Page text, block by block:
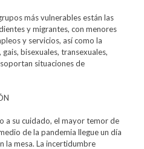
más vulnerables están las
y migrantes, con menores
y servicios, así como la
bisexuales, transexuales,
situaciones de
a su cuidado, el mayor temor de
de la pandemia llegue un día
la mesa. La incertidumbre